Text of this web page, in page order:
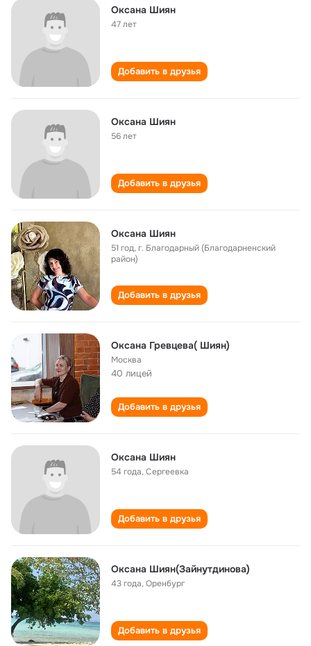
Оксана Шиян
47 лет
Добавить в друзья
Оксана Шиян
56 лет
Добавить в друзья
Оксана Шиян
51 год,г. Благодарный (Благодарненский
район)
Добавить в друзья
Оксана Гревцева( Шиян)
Москва
40 лицей
Добавить в друзья
Оксана Шиян
54 года,Сергеевка
Добавить в друзья
Оксана Шиян(Зайнутдинова)
43 года,Оренбург
Добавить в друзья